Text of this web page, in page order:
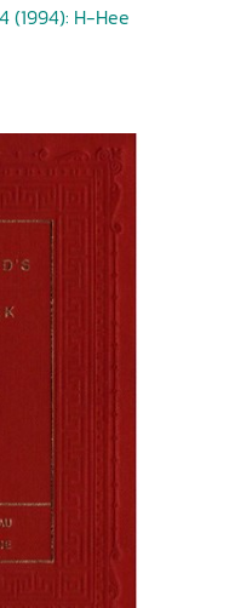
(1994): H-Hee